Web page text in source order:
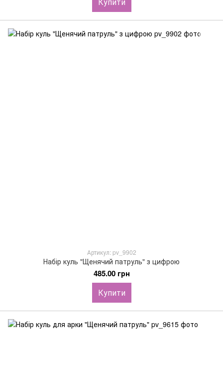
Артикул: pv_9902
Набір куль "Щенячий патруль" з цифрою
485.00 грн
Купити